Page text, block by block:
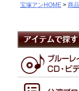
宝塚アンHOME 商